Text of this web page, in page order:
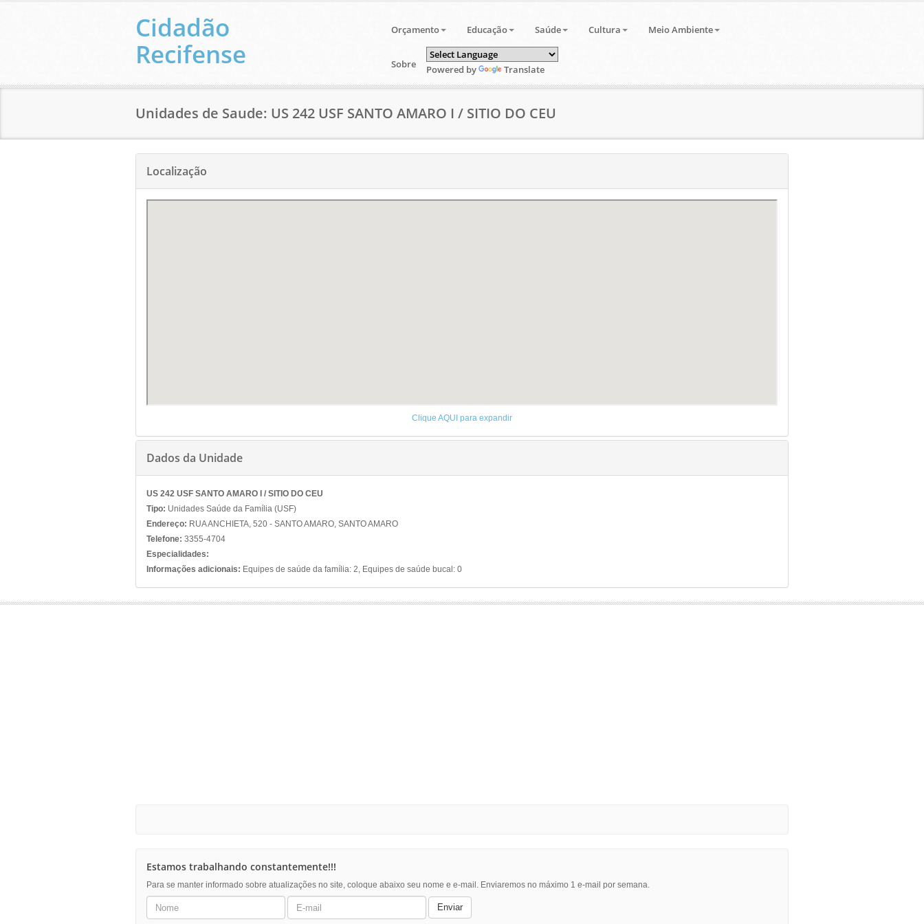
Cidadão
Recifense
Orçamento Educação Saúde Cultura Meio Ambiente
Sobre Powered by Translate
Unidades de Saude: US 242 USF SANTO AMARO I / SITIO DO CEU
Localização
Clique AQUI para expandir
Dados da Unidade
US 242 USF SANTO AMARO I / SITIO DO CEU
Tipo: Unidades Saúde da Família (USF)
Endereço: RUA ANCHIETA, 520 - SANTO AMARO, SANTO AMARO
Telefone: 3355-4704
Especialidades:
Informações adicionais: Equipes de saúde da família: 2, Equipes de saúde bucal: 0
Estamos trabalhando constantemente!!!
Para se manter informado sobre atualizações no site, coloque abaixo seu nome e e-mail. Enviaremos no máximo 1 e-mail por semana.
Enviar